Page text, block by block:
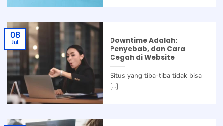
Downtime Adalah:
Penyebab, dan Cara
Cegah di Website
Situs yang tiba-tiba tidak bisa
[...]
08
Jul